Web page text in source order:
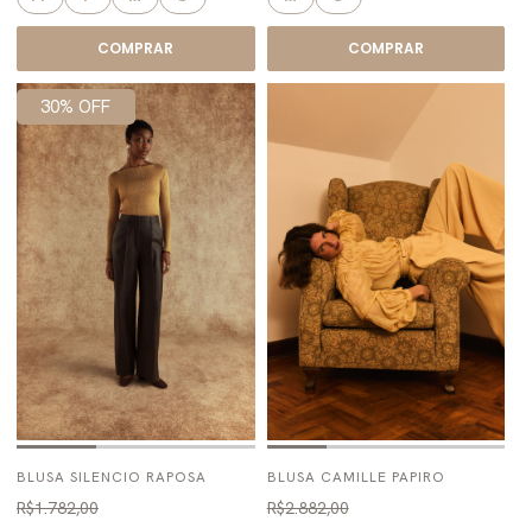
COMPRAR COMPRAR
30% OFF
BLUSA SILENCIO RAPOSA
R$1.782,00
BLUSA CAMILLE PAPIRO
R$2.882,00